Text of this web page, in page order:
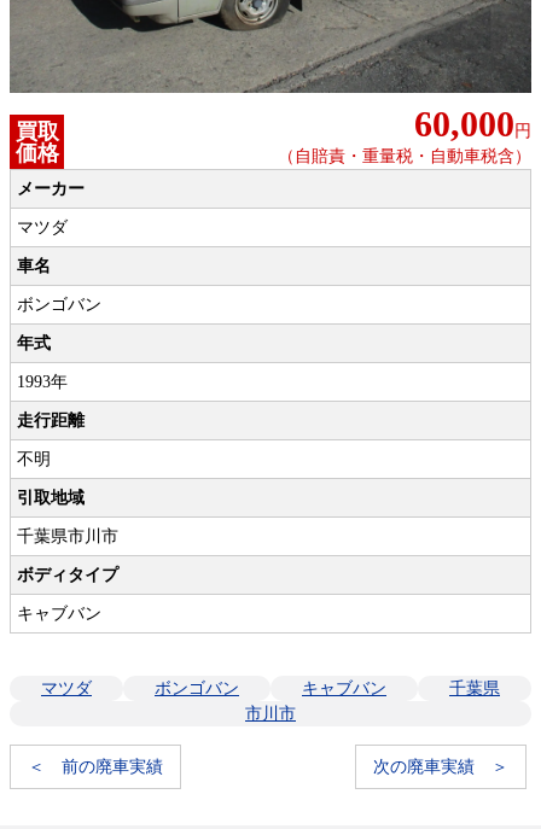
買取
価格
60,000 円
（自賠責・重量税・自動車税含）
メーカー
マツダ
車名
ボンゴバン
年式
1993年
走行距離
不明
引取地域
千葉県市川市
ボディタイプ
キャブバン
マツダ ボンゴバン キャブバン
千葉県
市川市
＜ 前の廃車実績 次の廃車実績 ＞